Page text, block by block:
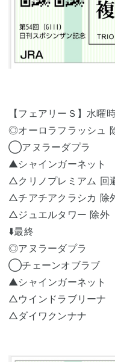
【フェアリーＳ】水曜
◎オーロラフラッシュ
◯アヌラーダプラ
▲シャインガーネット
△クリノプレミアム 回
△チアチアクラシカ 除
△ジュエルタワー 除外
⬇️最終
◎アヌラーダプラ
◯チェーンオブラブ
▲シャインガーネット
△ウインドラブリーナ
△ダイワクンナナ